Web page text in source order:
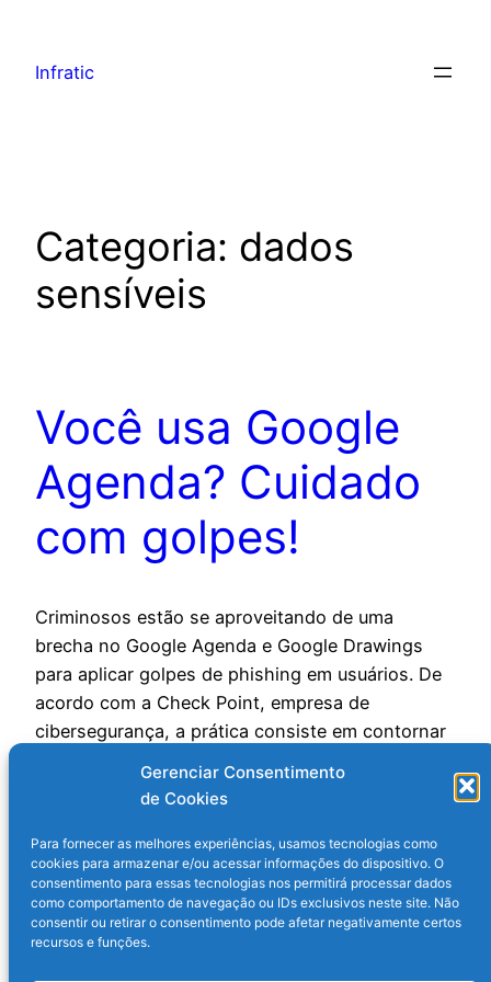
Gerenciar Consentimento
de Cookies
Para fornecer as melhores experiências, usamos tecnologias como
cookies para armazenar e/ou acessar informações do dispositivo. O
consentimento para essas tecnologias nos permitirá processar dados
como comportamento de navegação ou IDs exclusivos neste site. Não
consentir ou retirar o consentimento pode afetar negativamente certos
recursos e funções.
Infratic
Categoria: dados
sensíveis
Você usa Google
Agenda? Cuidado
com golpes!
Criminosos estão se aproveitando de uma
brecha no Google Agenda e Google Drawings
para aplicar golpes de phishing em usuários. De
acordo com a Check Point, empresa de
cibersegurança, a prática consiste em contornar
dados sensíveis das vítimas. Entenda: Um novo
24 de dezembro de 2024